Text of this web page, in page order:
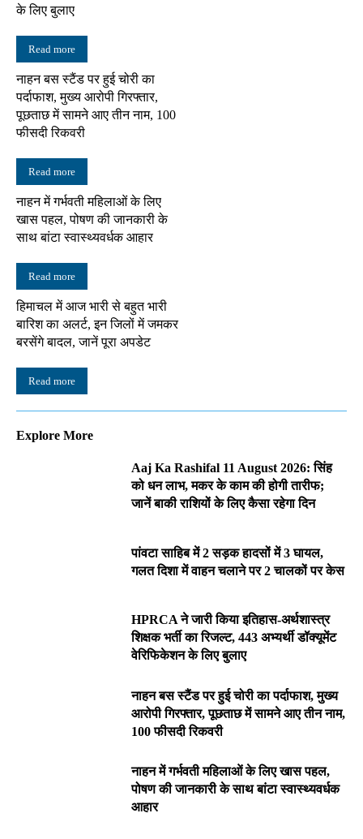
के लिए बुलाए
Read more
नाहन बस स्टैंड पर हुई चोरी का
पर्दाफाश, मुख्य आरोपी गिरफ्तार,
पूछताछ में सामने आए तीन नाम, 100
फीसदी रिकवरी
Read more
नाहन में गर्भवती महिलाओं के लिए
खास पहल, पोषण की जानकारी के
साथ बांटा स्वास्थ्यवर्धक आहार
Read more
हिमाचल में आज भारी से बहुत भारी
बारिश का अलर्ट, इन जिलों में जमकर
बरसेंगे बादल, जानें पूरा अपडेट
Read more
Explore More
Aaj Ka Rashifal 11 August 2026: सिंह
को धन लाभ, मकर के काम की होगी तारीफ;
जानें बाकी राशियों के लिए कैसा रहेगा दिन
पांवटा साहिब में 2 सड़क हादसों में 3 घायल,
गलत दिशा में वाहन चलाने पर 2 चालकों पर केस
HPRCA ने जारी किया इतिहास-अर्थशास्त्र
शिक्षक भर्ती का रिजल्ट, 443 अभ्यर्थी डॉक्यूमेंट
वेरिफिकेशन के लिए बुलाए
नाहन बस स्टैंड पर हुई चोरी का पर्दाफाश, मुख्य
आरोपी गिरफ्तार, पूछताछ में सामने आए तीन नाम,
100 फीसदी रिकवरी
नाहन में गर्भवती महिलाओं के लिए खास पहल,
पोषण की जानकारी के साथ बांटा स्वास्थ्यवर्धक
आहार